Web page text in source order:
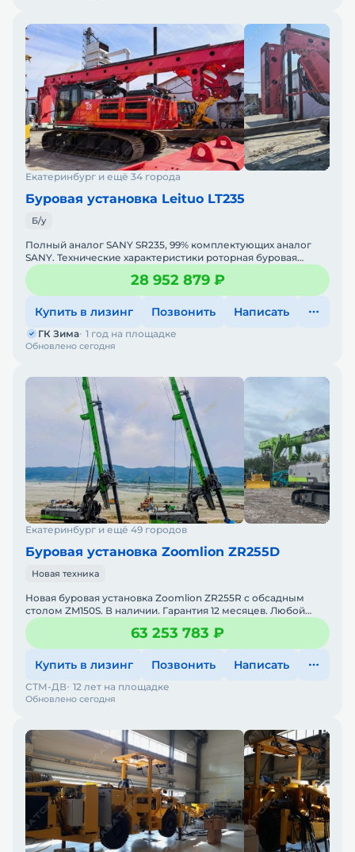
Екатеринбург и ещё 34 города
Буровая установка Leituo LT235
Б/у
Полный аналог SANY SR235, 99% комплектующих аналог
SANY. Технические характеристики роторная буровая
установка LEITUO LT235:• Год выпуска: 2023;• Нара
28 952 879 ₽
Купить в лизинг Позвонить Написать
Обновлено сегодня
ГК Зима 1 год на площадке
Екатеринбург и ещё 49 городов
Буровая установка Zoomlion ZR255D
Новая техника
Новая буровая установка Zoomlion ZR255R с обсадным
столом ZM150S. В наличии. Гарантия 12 месяцев. Любой
лизинг на ваш выбор. Доставка до объекта. Запасные
63 253 783 ₽
Купить в лизинг Позвонить Написать
Обновлено сегодня
СТМ-ДВ 12 лет на площадке